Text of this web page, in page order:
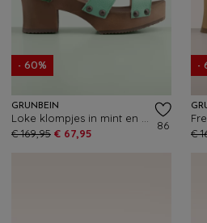
- 60%
GRÜNBEIN
€ 169,95 € 67,95
86
-
€